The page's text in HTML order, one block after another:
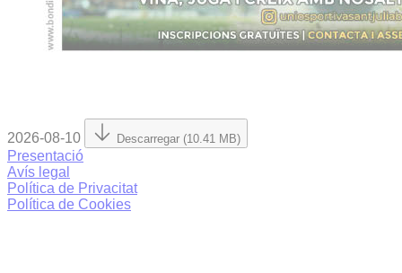
2026-08-10 Descarregar (10.41 MB)
Presentació
Avís legal
Política de Privacitat
Política de Cookies